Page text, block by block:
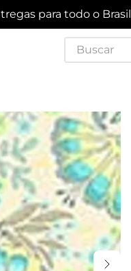
para todo o Brasil
Buscar